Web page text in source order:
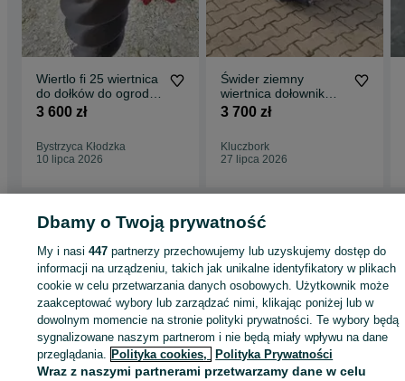
Wiertlo fi 25 wiertnica
do dołków do ogrodu
nowa solidna
3 600 zł
Bystrzyca Kłodzka
10 lipca 2026
Świder ziemny
wiertnica dołownik
FELIX
3 700 zł
Kluczbork
27 lipca 2026
rolniczych - Opolskie
Części do maszyn rolniczych - Kluczbork
KATEGORIA
ID:990181359 Wyświetlenia:
Dbamy o Twoją prywatność
My i nasi447 partnerzy przechowujemy lub uzyskujemy dostęp do
informacji na urządzeniu, takich jak unikalne identyfikatory w plikach
cookie w celu przetwarzania danych osobowych. Użytkownik może
zaakceptować wybory lub zarządzać nimi, klikając poniżej lub w
dowolnym momencie na stronie polityki prywatności. Te wybory będą
sygnalizowane naszym partnerom i nie będą miały wpływu na dane
przeglądania. Polityka cookies, Polityka Prywatności
Wraz z naszymi partnerami przetwarzamy dane w celu